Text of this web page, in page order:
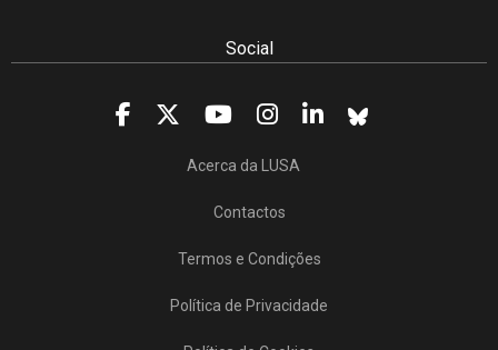
Social
Acerca da LUSA
Contactos
Termos e Condições
Política de Privacidade